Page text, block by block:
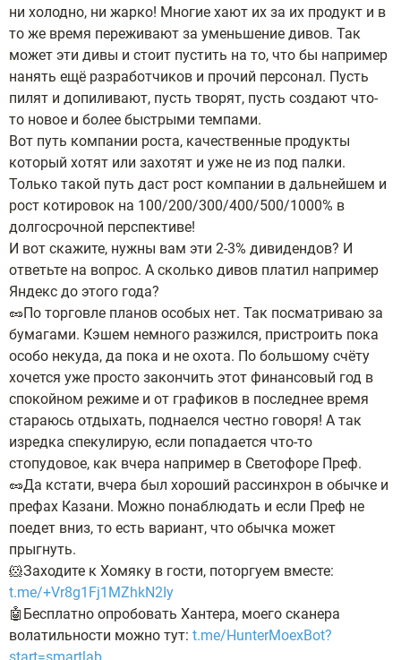
ни холодно, ни жарко! Многие хают их за их продукт и в
то же время переживают за уменьшение дивов. Так
может эти дивы и стоит пустить на то, что бы например
нанять ещё разработчиков и прочий персонал. Пусть
пилят и допиливают, пусть творят, пусть создают что-
то новое и более быстрыми темпами.
Вот путь компании роста, качественные продукты
который хотят или захотят и уже не из под палки.
Только такой путь даст рост компании в дальнейшем и
рост котировок на 100/200/300/400/500/1000% в
долгосрочной перспективе!
И вот скажите, нужны вам эти 2-3% дивидендов? И
ответьте на вопрос. А сколько дивов платил например
Яндекс до этого года?
🥜По торговле планов особых нет. Так посматриваю за
бумагами. Кэшем немного разжился, пристроить пока
особо некуда, да пока и не охота. По большому счёту
хочется уже просто закончить этот финансовый год в
спокойном режиме и от графиков в последнее время
стараюсь отдыхать, поднаелся честно говоря! А так
изредка спекулирую, если попадается что-то
стопудовое, как вчера например в Светофоре Преф.
🥜Да кстати, вчера был хороший рассинхрон в обычке и
префах Казани. Можно понаблюдать и если Преф не
поедет вниз, то есть вариант, что обычка может
прыгнуть.
🐹Заходите к Хомяку в гости, поторгуем вместе:
t.me/+Vr8g1Fj1MZhkN2Iy
🤖Бесплатно опробовать Хантера, моего сканера
волатильности можно тут: t.me/HunterMoexBot?